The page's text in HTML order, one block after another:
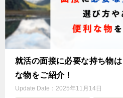
就活の面接に必要な持ち物
な物をご紹介！
Update Date： 2025年11月14日